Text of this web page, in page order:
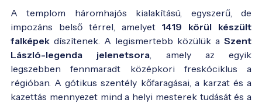
A templom háromhajós kialakítású, egyszerű, de
impozáns belső térrel, amelyet 1419 körül készült
falképek díszítenek. A legismertebb közülük a Szent
László-legenda jelenetsora , amely az egyik
legszebben fennmaradt középkori freskóciklus a
régióban. A gótikus szentély kőfaragásai, a karzat és a
kazettás mennyezet mind a helyi mesterek tudását és a